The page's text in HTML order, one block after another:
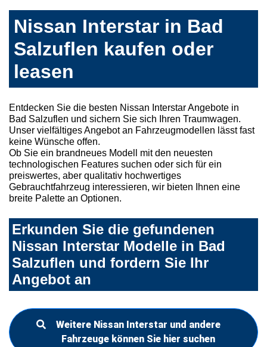
Nissan Interstar in Bad
Salzuflen kaufen oder
leasen
Entdecken Sie die besten Nissan Interstar Angebote in
Bad Salzuflen und sichern Sie sich Ihren Traumwagen.
Unser vielfältiges Angebot an Fahrzeugmodellen lässt fast
keine Wünsche offen.
Ob Sie ein brandneues Modell mit den neuesten
technologischen Features suchen oder sich für ein
preiswertes, aber qualitativ hochwertiges
Gebrauchtfahrzeug interessieren, wir bieten Ihnen eine
breite Palette an Optionen.
Erkunden Sie die gefundenen
Nissan Interstar Modelle in Bad
Salzuflen und fordern Sie Ihr
Angebot an
Weitere Nissan Interstar und andere
Fahrzeuge können Sie hier suchen